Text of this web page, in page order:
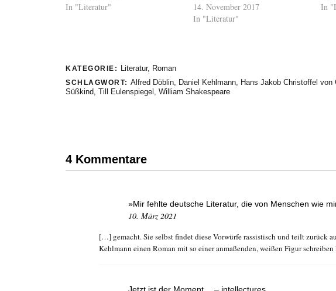
In "Literatur"
14. November 2017
In "Literatur"
In
KATEGORIE: Literatur, Roman
SCHLAGWORT: Alfred Döblin Daniel Kehlmann Hans Jakob Christoffel von
Süßkind Till Eulenspiegel William Shakespeare
4 Kommentare
»Mir fehlte deutsche Literatur, die von Menschen wie
10. März 2021
[…] gemacht. Sie selbst findet diese Vorwürfe rassistisch und teilt zurück
Kehlmann einen Roman mit so einer anmaßenden, weißen Figur